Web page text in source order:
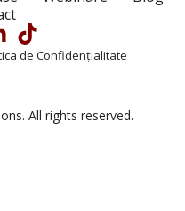
All rights reserved.
de Confidențialitate